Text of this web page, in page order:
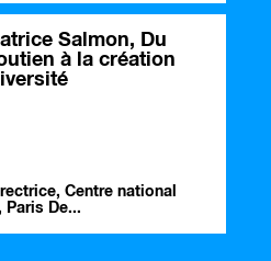
Salmon, Du
à la création
Centre national
De...